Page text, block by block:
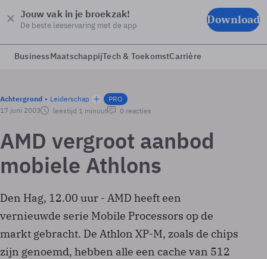
Jouw vak in je broekzak!
De beste leeservaring met de app Download
BusinessMaatschappijTech & ToekomstCarrière
Achtergrond Leiderschap
PRO
17 juni 2003
leestijd 1 minuut 0 reacties
AMD vergroot aanbod
mobiele Athlons
Den Hag, 12.00 uur - AMD heeft een
vernieuwde serie Mobile Processors op de
markt gebracht. De Athlon XP-M, zoals de chips
zijn genoemd, hebben alle een cache van 512